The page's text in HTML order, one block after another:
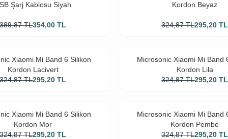
Şarj Kablosu Siyah
389,87 TL354,00 TL
Kordon Beyaz
324,87 TL295,20 TL
Xiaomi Mi Band 6 Silikon
Kordon Lacivert
324,87 TL295,20 TL
Microsonic Xiaomi Mi Band
Kordon Lila
324,87 TL295,20 TL
Xiaomi Mi Band 6 Silikon
Kordon Mor
324,87 TL295,20 TL
Microsonic Xiaomi Mi Band
Kordon Pembe
324,87 TL295,20 TL